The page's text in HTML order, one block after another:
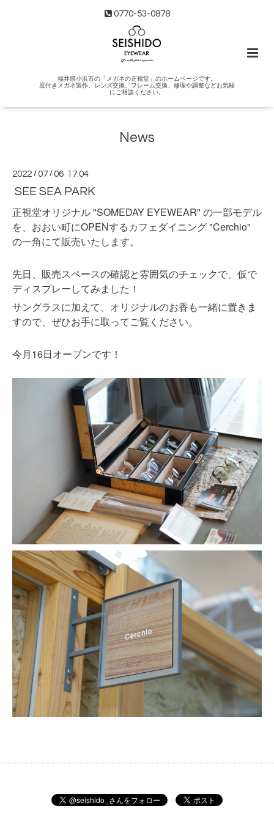
0770-53-0878
福井県小浜市の「メガネの正視堂」のホームページです。
度付きメガネ製作、レンズ交換、フレーム交換、修理や調整などお気軽
にご相談ください。
News
2022 /07 /06 17:04
SEE SEA PARK
正視堂オリジナル "SOMEDAY EYEWEAR" の一部モデル
を、おおい町にOPENするカフェダイニング "Cerchio"
の一角にて販売いたします。
先日、販売スペースの確認と雰囲気のチェックで、仮で
ディスプレーしてみました！
サングラスに加えて、オリジナルのお香も一緒に置きま
すので、ぜひお手に取ってご覧ください。
今月 16日オープンです！